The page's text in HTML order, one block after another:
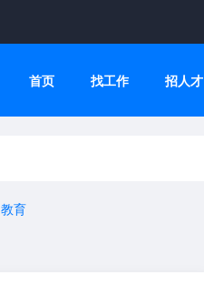
首页 找工作 招人才
教育